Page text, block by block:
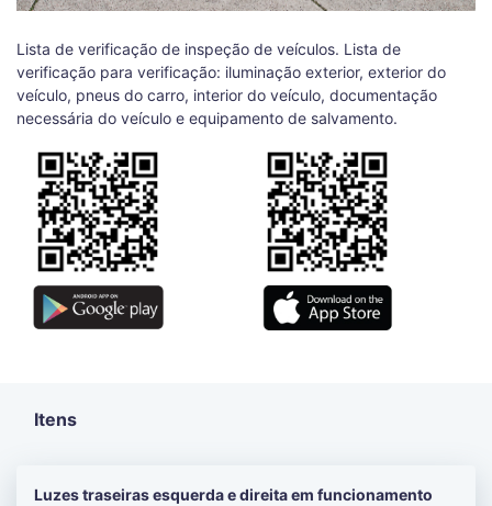
Lista de verificação de inspeção de veículos. Lista de
verificação para verificação: iluminação exterior, exterior do
veículo, pneus do carro, interior do veículo, documentação
necessária do veículo e equipamento de salvamento.
Itens
Luzes traseiras esquerda e direita em funcionamento